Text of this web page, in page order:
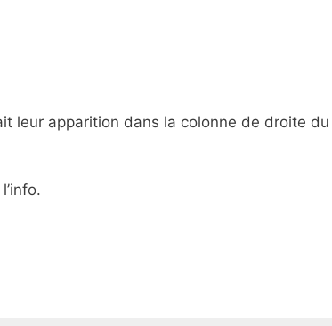
leur apparition dans la colonne de droite du